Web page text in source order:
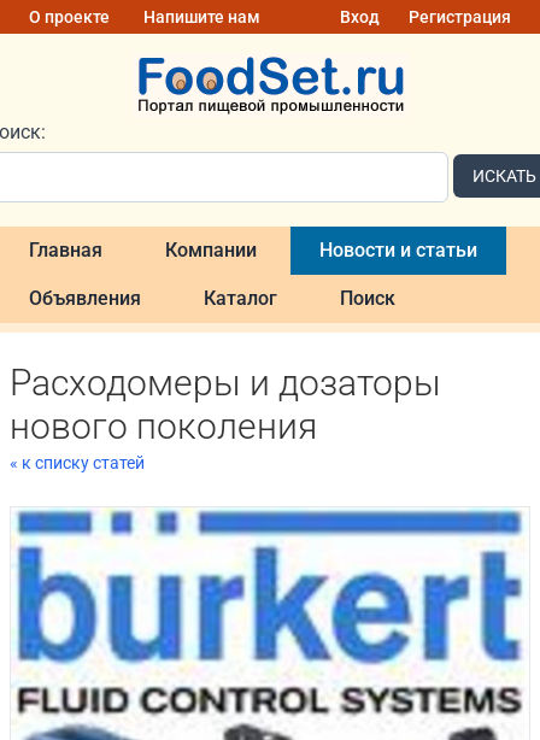
О проекте Напишите нам Вход Регистрация
ИСКАТЬ
Главная Компании Новости и статьи
Объявления Каталог Поиск
Расходомеры и дозаторы
нового поколения
« к списку статей